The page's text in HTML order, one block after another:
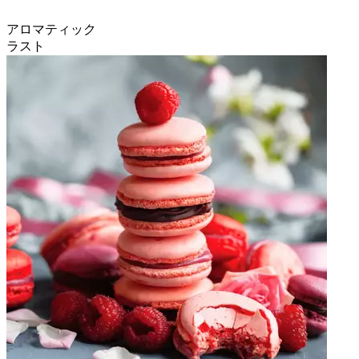
アロマティック
ラスト